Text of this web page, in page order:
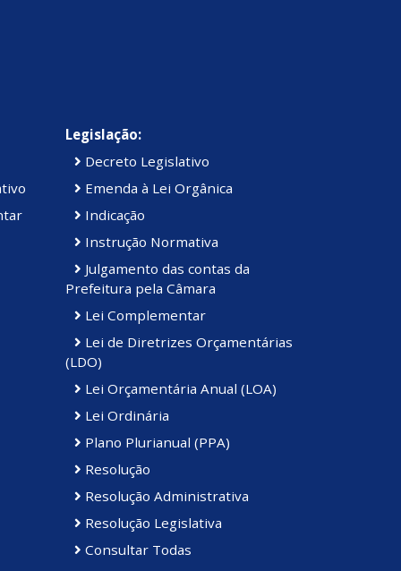
Legislação:
Decreto Legislativo
Emenda à Lei Orgânica
Indicação
Instrução Normativa
Julgamento das contas da
Prefeitura pela Câmara
Lei Complementar
Lei de Diretrizes Orçamentárias
(LDO)
Lei Orçamentária Anual (LOA)
Lei Ordinária
Plano Plurianual (PPA)
Resolução
Resolução Administrativa
Resolução Legislativa
Consultar Todas